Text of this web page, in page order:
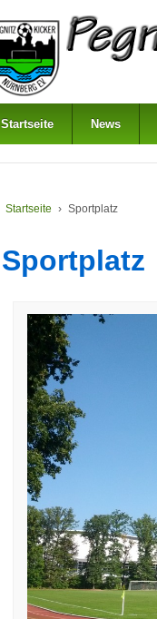
Startseite News
Startseite › Sportplatz
Sportplatz